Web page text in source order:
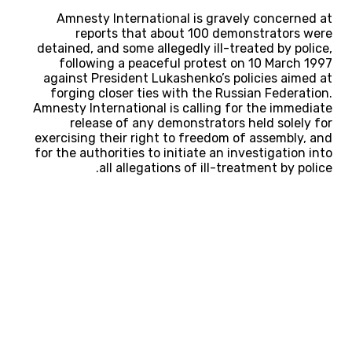
Amnesty International is gravely concerned at
reports that about 100 demonstrators were
detained, and some allegedly ill-treated by police,
following a peaceful protest on 10 March 1997
against President Lukashenko’s policies aimed at
forging closer ties with the Russian Federation.
Amnesty International is calling for the immediate
release of any demonstrators held solely for
exercising their right to freedom of assembly, and
for the authorities to initiate an investigation into
all allegations of ill-treatment by police.